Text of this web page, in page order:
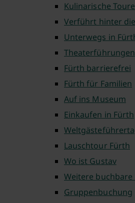
Kulinarische
Verführt hinter
Unterwegs in
Theaterführungen
Fürth barrierefrei
Fürth für Familien
Auf ins Museum
Einkaufen in Fürth
Lauschtour Fürth
Wo ist Gustav
Weitere buchbare
Gruppenbuchung